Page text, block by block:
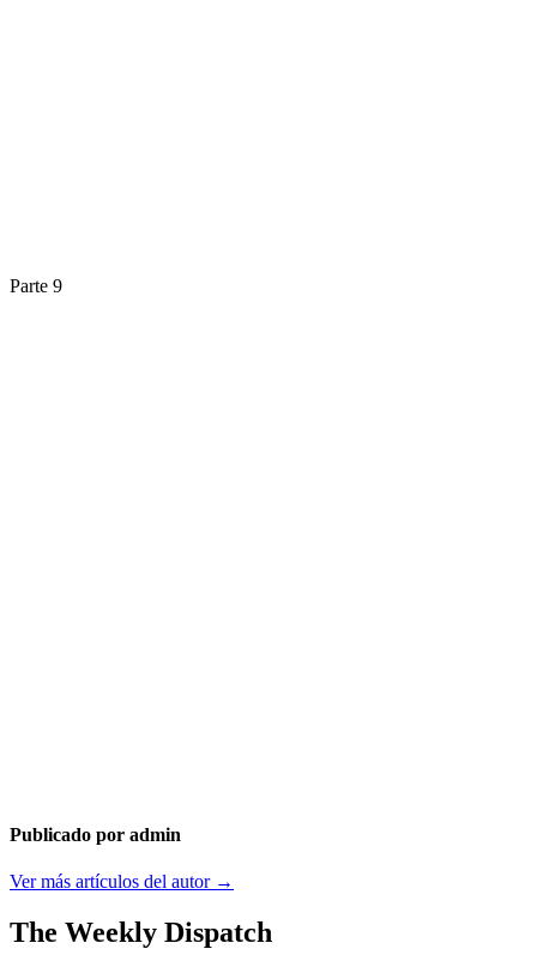
Parte 9
Publicado por admin
Ver más artículos del autor →
The Weekly Dispatch